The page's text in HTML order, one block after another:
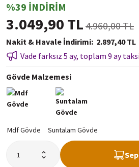
%39 İNDİRİM
3.049,90 TL 4.960,00 TL
Nakit & Havale İndirimi 2.897,40 TL
Vade farksız 5 ay, toplam 9 ay
Gövde Malzemesi